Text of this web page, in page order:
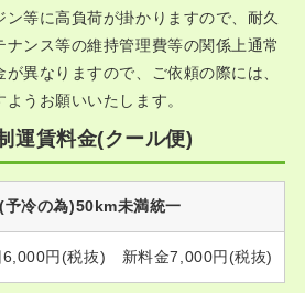
等に高負荷が掛かりますので、耐久
ンス等の維持管理費等の関係上通常
異なりますので、ご依頼の際には、
うお願いいたします。
運賃料金(クール便)
予冷の為)50km未満統一
6,000円(税抜) 新料金7,000円(税抜)